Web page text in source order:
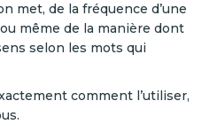
met, de la fréquence d’une
même de la manière dont
selon les mots qui
comment l’utiliser,